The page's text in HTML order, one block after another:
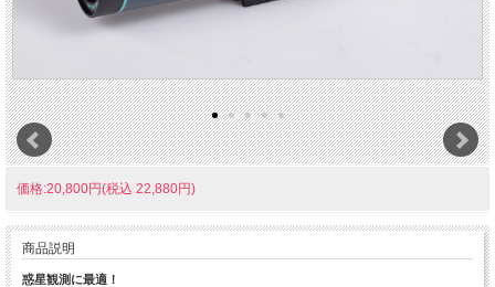
価格:20,800円(税込 22,880円)
商品説明
惑星観測に最適！